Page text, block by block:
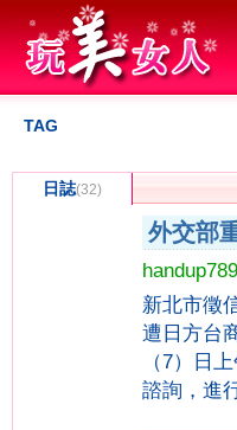
TAG
日誌(32)
外交部
新北市徵
遭日方台
（7）日
諮詢，進